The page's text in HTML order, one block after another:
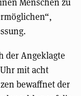
der Angeklagte
mit acht
bewaffnet der